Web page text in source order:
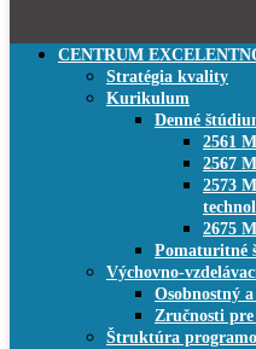
CENTRUM
Stratégia kvality
Kurikulum
Denné
2561
2567
2573
2675
Pomaturitné
Výchovno-
Osobnostný
Zručnosti pre
Štruktúra